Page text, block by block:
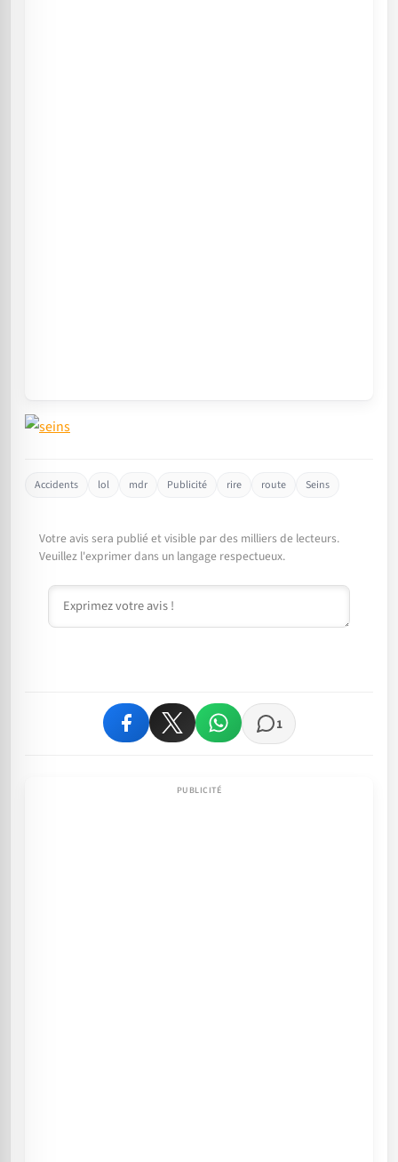
Accidents lol mdr Publicité rire route Seins
Votre avis sera publié et visible par des milliers de lecteurs.
Veuillez l'exprimer dans un langage respectueux.
Commentaire
1